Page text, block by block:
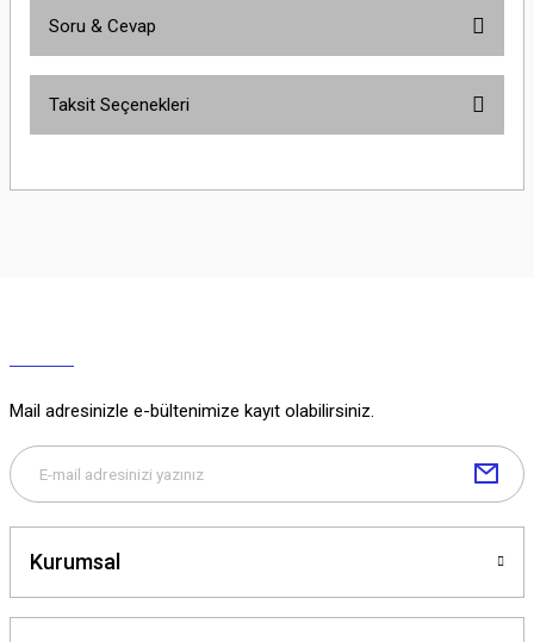
Soru & Cevap
Soru Sor
Taksit Seçenekleri
Mail adresinizle e-bültenimize kayıt olabilirsiniz.
Kurumsal